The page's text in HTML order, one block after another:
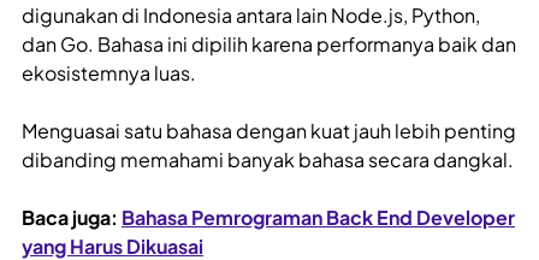
digunakan di Indonesia antara lain Node.js, Python,
dan Go. Bahasa ini dipilih karena performanya baik dan
ekosistemnya luas.
Menguasai satu bahasa dengan kuat jauh lebih penting
dibanding memahami banyak bahasa secara dangkal.
Baca juga: Bahasa Pemrograman Back End Developer
yang Harus Dikuasai